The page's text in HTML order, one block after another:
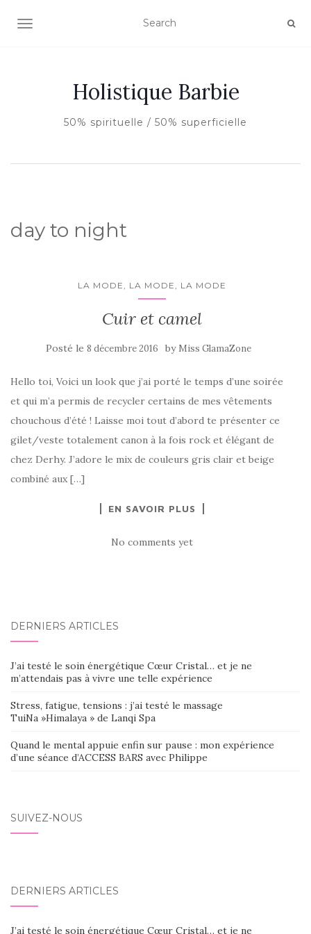
AFFICHER/MASQUER LA NAVIGATION
Holistique Barbie
50% spirituelle / 50% superficielle
day to night
LA MODE, LA MODE, LA MODE
Cuir et camel
Posté le 8 décembre 2016 by Miss GlamaZone
Hello toi, Voici un look que j’ai porté le temps d’une soirée
et qui m’a permis de recycler certains de mes vêtements
chouchous d’été ! Laisse moi tout d’abord te présenter ce
gilet/veste totalement canon à la fois rock et élégant de
chez Derhy. J’adore le mix de couleurs gris clair et beige
combiné aux […]
EN SAVOIR PLUS
No comments yet
DERNIERS ARTICLES
J’ai testé le soin énergétique Cœur Cristal… et je ne
m’attendais pas à vivre une telle expérience
Stress, fatigue, tensions : j’ai testé le massage
TuiNa »Himalaya » de Lanqi Spa
Quand le mental appuie enfin sur pause : mon expérience
d’une séance d’ACCESS BARS avec Philippe
SUIVEZ-NOUS
DERNIERS ARTICLES
J’ai testé le soin énergétique Cœur Cristal… et je ne